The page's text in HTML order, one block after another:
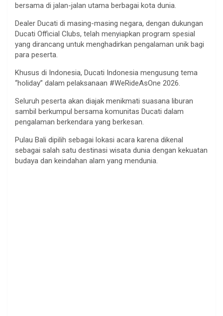
bersama di jalan-jalan utama berbagai kota dunia.
Dealer Ducati di masing-masing negara, dengan dukungan
Ducati Official Clubs, telah menyiapkan program spesial
yang dirancang untuk menghadirkan pengalaman unik bagi
para peserta.
Khusus di Indonesia, Ducati Indonesia mengusung tema
“holiday” dalam pelaksanaan #WeRideAsOne 2026.
Seluruh peserta akan diajak menikmati suasana liburan
sambil berkumpul bersama komunitas Ducati dalam
pengalaman berkendara yang berkesan.
Pulau Bali dipilih sebagai lokasi acara karena dikenal
sebagai salah satu destinasi wisata dunia dengan kekuatan
budaya dan keindahan alam yang mendunia.